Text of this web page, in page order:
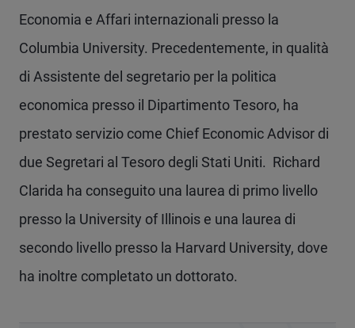
Economia e Affari internazionali presso la
Columbia University. Precedentemente, in qualità
di Assistente del segretario per la politica
economica presso il Dipartimento Tesoro, ha
prestato servizio come Chief Economic Advisor di
due Segretari al Tesoro degli Stati Uniti. Richard
Clarida ha conseguito una laurea di primo livello
presso la University of Illinois e una laurea di
secondo livello presso la Harvard University, dove
ha inoltre completato un dottorato.